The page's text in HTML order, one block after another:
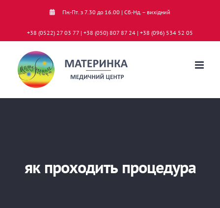
Пн.-Пт. з 7.30 до 16.00 | Сб.-Нд. – вихідний
+38 (0522) 27 03 77 | +38 (050) 807 87 24 | +38 (096) 534 52 05
як проходить процедура